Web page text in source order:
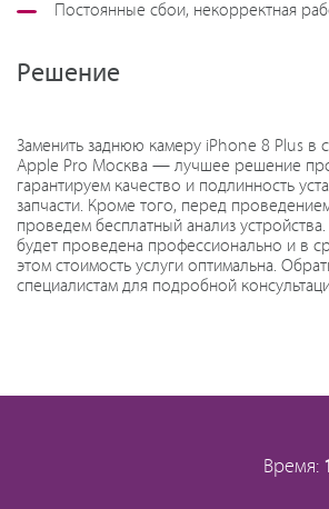
Постоянные сбои, некорректная
Решение
Заменить заднюю камеру iPhone 8 Plus в
Apple Pro Москва — лучшее решение
гарантируем качество и подлинность
запчасти. Кроме того, перед
проведем бесплатный анализ
будет проведена профессионально и в
этом стоимость услуги оптимальна.
специалистам для подробной
Время: